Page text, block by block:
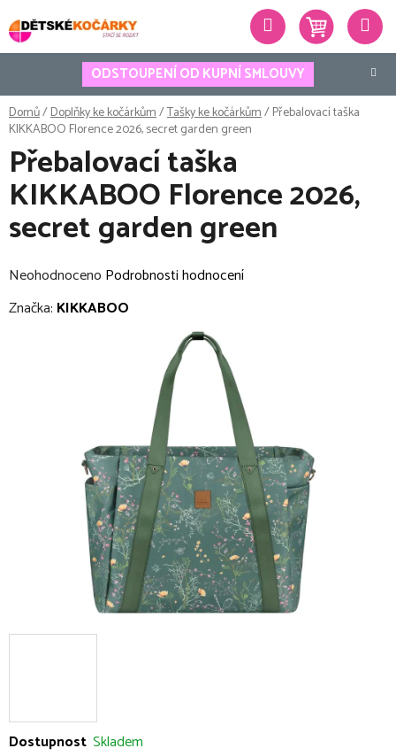
na
obsah
ODSTOUPENÍ OD KUPNÍ SMLOUVY
Hledat
Domů/Doplňky ke kočárkům/Tašky ke kočárkům/Přebalovací taška
KIKKABOO Florence 2026, secret garden green
Dostupnost Skladem
Přebalovací taška
KIKKABOO Florence 2026,
secret garden green
Průměrné
hodnocení
Neohodnoceno Podrobnosti hodnocení
Značka: KIKKABOO